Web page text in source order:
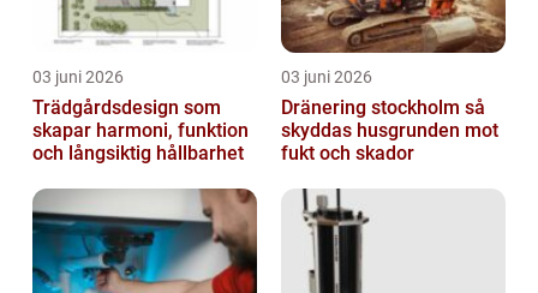
03 juni 2026
Trädgårdsdesign som
skapar harmoni, funktion
och långsiktig hållbarhet
03 juni 2026
Dränering stockholm så
skyddas husgrunden mot
fukt och skador